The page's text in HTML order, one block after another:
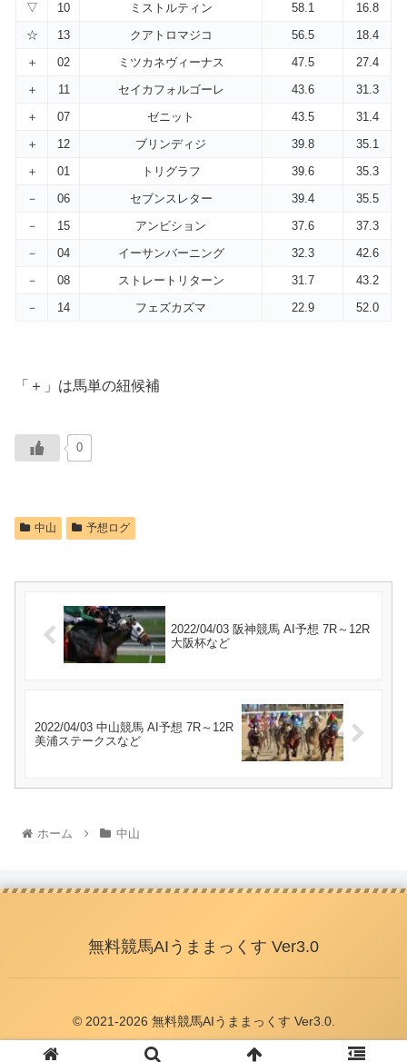
▽
10 ミストルティン 58.1
16.8
☆
13 クアトロマジコ 56.5
18.4
＋
02 ミツカネヴィーナス 47.5
27.4
＋
11 セイカフォルゴーレ 43.6
31.3
＋
07 ゼニット 43.5
31.4
＋
12 ブリンディジ 39.8
35.1
＋
01 トリグラフ 39.6
35.3
－
06 セブンスレター 39.4
35.5
－
15 アンビション 37.6
37.3
－
04 イーサンバーニング 32.3
42.6
－
08 ストレートリターン 31.7
43.2
－
14 フェズカズマ 22.9 52.0
「＋」は馬単の紐候補
0
中山 予想ログ
2022/04/03 阪神競馬 AI予想 7R～12R
大阪杯など
2022/04/03 中山競馬 AI予想 7R～12R
美浦ステークスなど
ホーム 中山
無料競馬AIうままっくす Ver3.0
© 2021-2026 無料競馬AIうままっくす Ver3.0.